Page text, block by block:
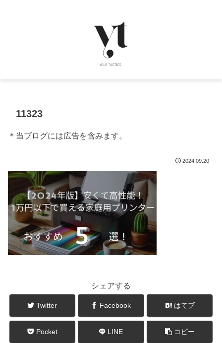
11323
＊当ブログには広告を含みます。
2024.09.20
シェアする
Twitter Facebook はてブ
Pocket LINE コピー